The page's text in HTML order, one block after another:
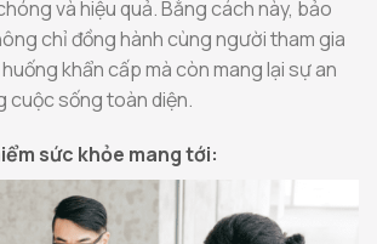
và hiệu quả. Bằng cách này, bảo
chỉ đồng hành cùng người tham gia
khẩn cấp mà còn mang lại sự an
cuộc sống toàn diện.
sức khỏe mang tới: